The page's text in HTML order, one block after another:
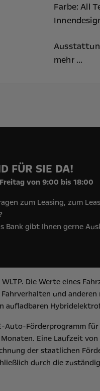
Farbe: All
mehr ...
FÜR SIE DA!
von 9:00 bis 18:00
zum Leasing, zum
Bank gibt Ihnen gerne
Die Werte eines
Fahrverhalten und
aufladbaren
Auto-Förderprogramm
Eine Laufzeit
der staatlichen
durch die